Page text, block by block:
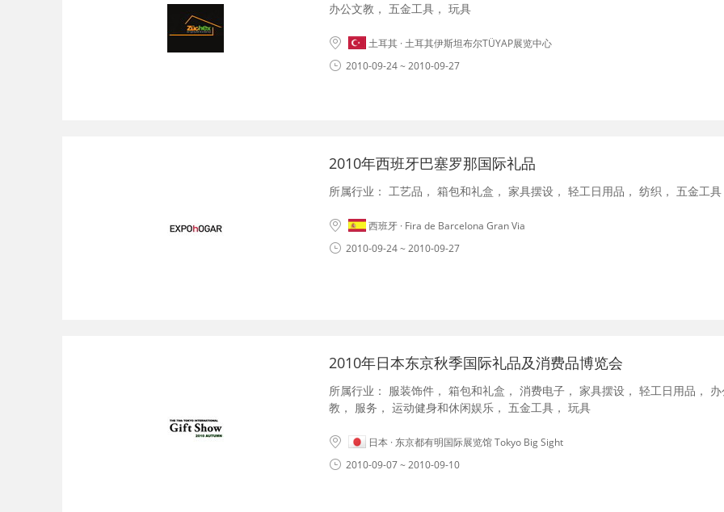
办公文教 ， 五金工具 ， 玩具
土耳其 · 土耳其伊斯坦布尔TÜYAP展览中心
2010-09-24 ~ 2010-09-27
2010年西班牙巴塞罗那国际礼品
所属行业： 工艺品 ， 箱包和礼盒 ， 家具摆设 ， 轻工日用品 ， 纺织 ， 五金工具
西班牙 · Fira de Barcelona Gran Via
2010-09-24 ~ 2010-09-27
2010年日本东京秋季国际礼品及消费品博览会
所属行业： 服装饰件 ， 箱包和礼盒 ， 消费电子 ， 家具摆设 ， 轻工日用品 ，
教 ， 服务 ， 运动健身和休闲娱乐 ， 五金工具 ， 玩具
日本 · 东京都有明国际展览馆 Tokyo Big Sight
2010-09-07 ~ 2010-09-10